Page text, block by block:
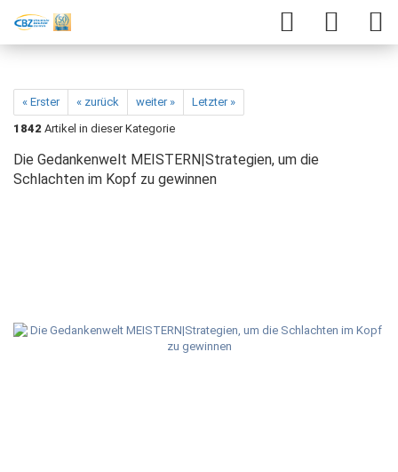
« Erster « zurück weiter »
Letzter »
1842 Artikel in dieser Kategorie
Die Gedankenwelt MEISTERN|Strategien, um die
Schlachten im Kopf zu gewinnen